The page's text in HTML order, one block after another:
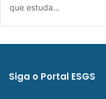
que estuda…
Siga o Portal ESGS